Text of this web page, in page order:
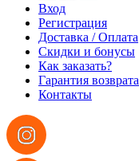
Вход
Регистрация
Доставка / Оплата
Скидки и бонусы
Как заказать?
Гарантия возврата
Контакты